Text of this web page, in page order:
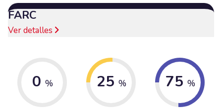
FARC
Ver detalles
0 % 25 % 75 %